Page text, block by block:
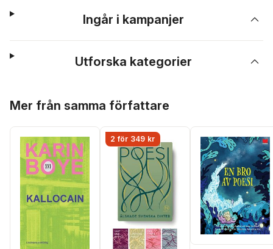
Ingår i kampanjer
Utforska kategorier
Mer från samma författare
2 för 349 kr